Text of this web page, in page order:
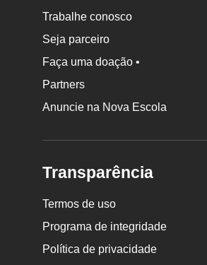
Trabalhe conosco
Seja parceiro
Faça uma doação •
Partners
Anuncie na Nova Escola
Transparência
Termos de uso
Programa de integridade
Política de privacidade